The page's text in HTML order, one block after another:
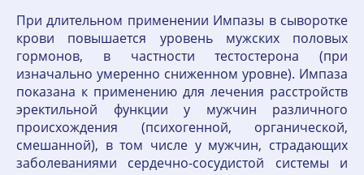
При длительном применении Импазы в сыворотке
крови повышается уровень мужских половых
гормонов, в частности тестостерона (при
изначально умеренно сниженном уровне). Импаза
показана к применению для лечения расстройств
эректильной функции у мужчин различного
происхождения (психогенной, органической,
смешанной), в том числе у мужчин, страдающих
заболеваниями сердечно-сосудистой системы и